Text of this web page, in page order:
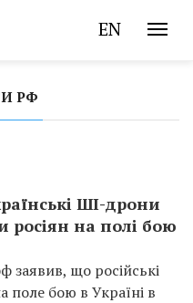
EN
РФ
ШІ-дрони
росіян на полі бою
що російські
поле бою в Україні в